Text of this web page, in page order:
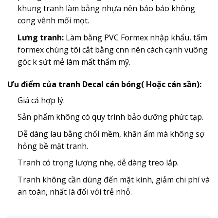
khung tranh làm bằng nhựa nên bảo bảo không
cong vênh mối mọt.
Lưng tranh:Làm bằng PVC Formex nhập khẩu, tấm
formex chúng tôi cắt bằng cnn nên cách cạnh vuông
góc k sứt mẻ làm mất thẩm mỹ.
Ưu điểm của tranh Decal cán bóng( Hoặc cán sần):
Giá cả hợp lý.
Sản phẩm không có quy trình bảo dưỡng phức tạp.
Dễ dàng lau bằng chổi mềm, khăn ẩm mà không sợ
hỏng bề mặt tranh.
Tranh có trọng lượng nhẹ, dễ dàng treo lắp.
Tranh không cần dùng đến mặt kính, giảm chi phí và
an toàn, nhất là đối với trẻ nhỏ.